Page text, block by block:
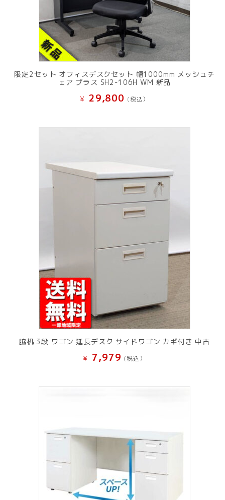
限定2セット オフィスデスクセット 幅1000mm メッシュチ
ェア プラス SH2-106H WM 新品
¥ 29,800 (税込）
脇机 3段 ワゴン 延長デスク サイドワゴン カギ付き 中古
¥ 7,979 (税込）